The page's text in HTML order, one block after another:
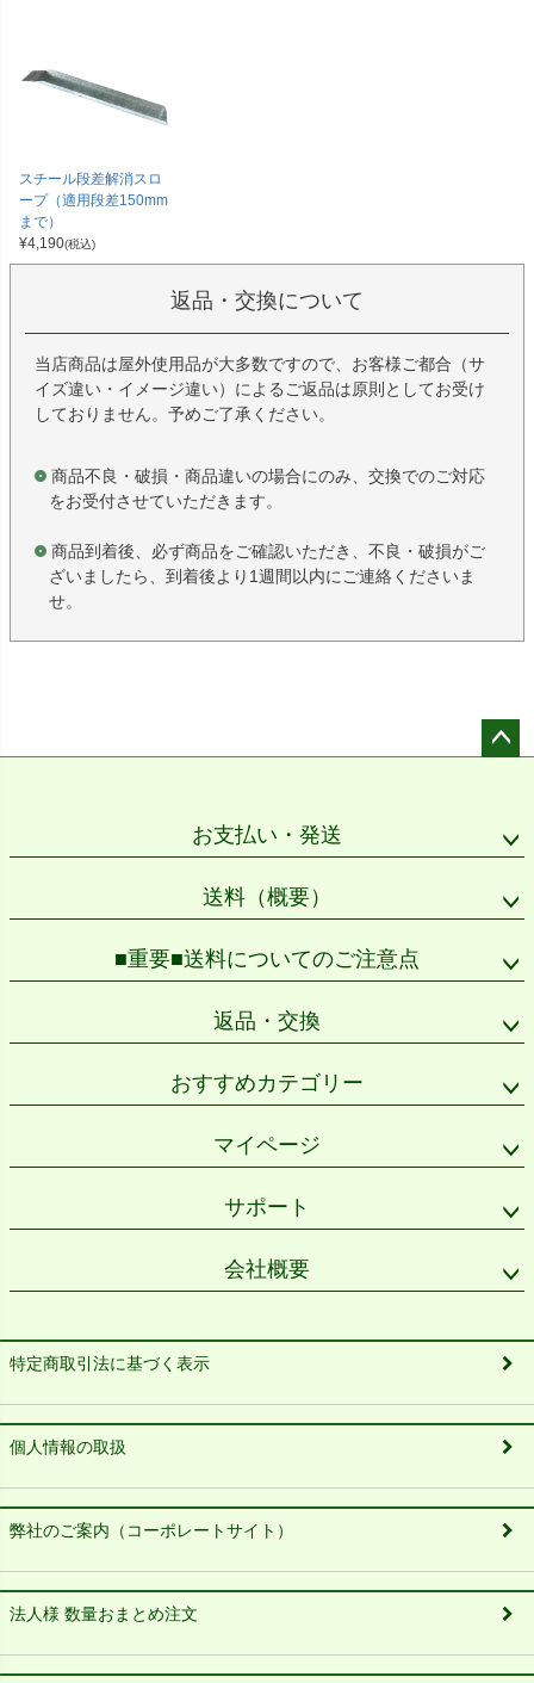
スチール段差解消スロ
ープ（適用段差150mm
まで）
¥4,190(税込)
返品・交換について
当店商品は屋外使用品が大多数ですので、お客様ご都合（サ
イズ違い・イメージ違い）によるご返品は原則としてお受け
しておりません。予めご了承ください。
商品不良・破損・商品違いの場合にのみ、交換でのご対応
をお受付させていただきます。
商品到着後、必ず商品をご確認いただき、不良・破損がご
ざいましたら、到着後より1週間以内にご連絡くださいま
せ。
お支払い・発送
送料（概要）
■重要■送料についてのご注意点
返品・交換
おすすめカテゴリー
マイページ
サポート
会社概要
特定商取引法に基づく表示
個人情報の取扱
弊社のご案内（コーポレートサイト）
法人様 数量おまとめ注文